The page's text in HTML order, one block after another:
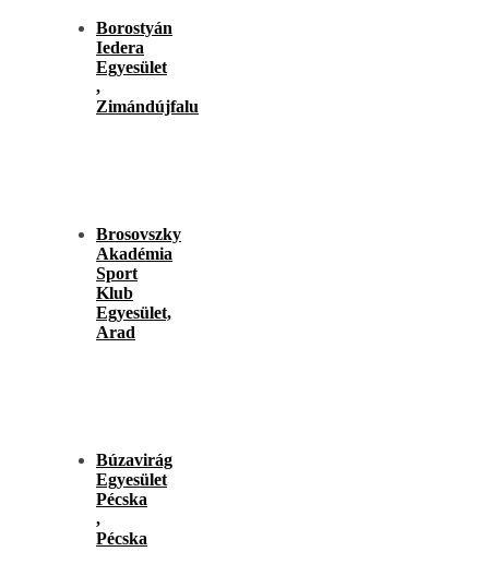
Borostyán
Iedera
Egyesület
,
Zimándújfalu
Brosovszky
Akadémia
Sport
Klub
Egyesület,
Arad
Búzavirág
Egyesület
Pécska
,
Pécska